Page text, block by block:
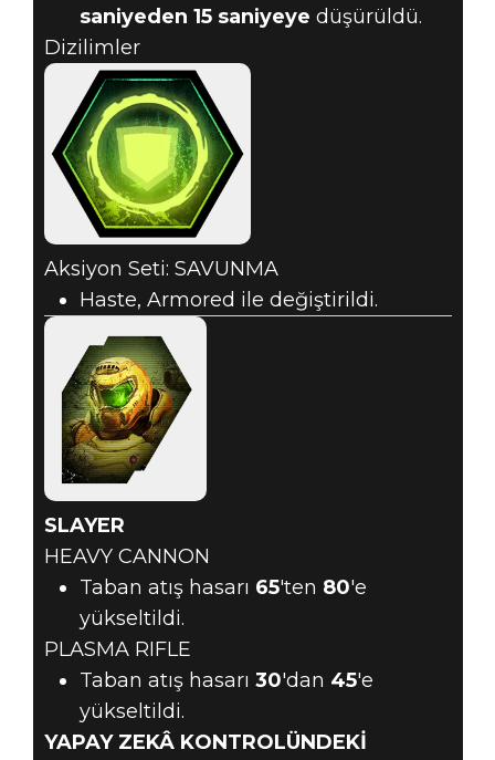
saniyeden 15 saniyeye düşürüldü.
Dizilimler
Aksiyon Seti: SAVUNMA
Haste, Armored ile değiştirildi.
SLAYER
HEAVY CANNON
Taban atış hasarı 65'ten 80'e
yükseltildi.
PLASMA RIFLE
Taban atış hasarı 30'dan 45'e
yükseltildi.
YAPAY ZEKÂ KONTROLÜNDEKİ